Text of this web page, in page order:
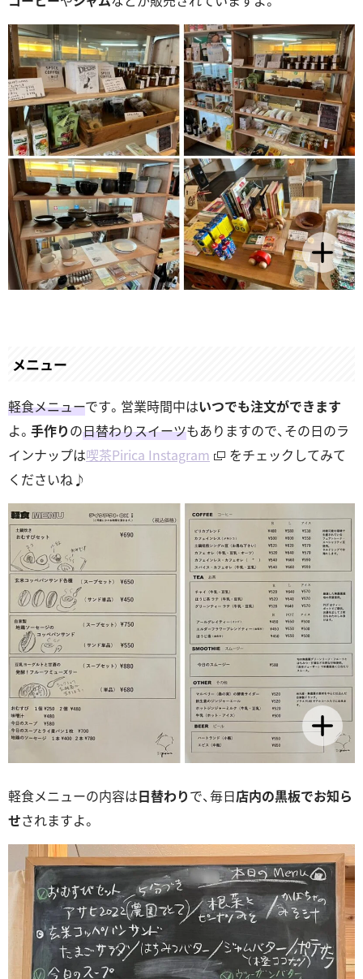
メニュー
軽食メニューです。営業時間中はいつでも注文ができます
よ。 手作りの日替わりスイーツもありますので、その日のラ
インナップは喫茶Pirica Instagram
をチェックしてみて
くださいね♪
軽食メニューの内容は日替わりで、毎日店内の黒板でお知ら
せされますよ。